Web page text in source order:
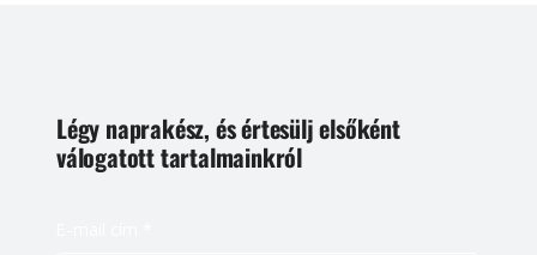
Légy naprakész, és értesülj elsőként
válogatott tartalmainkról